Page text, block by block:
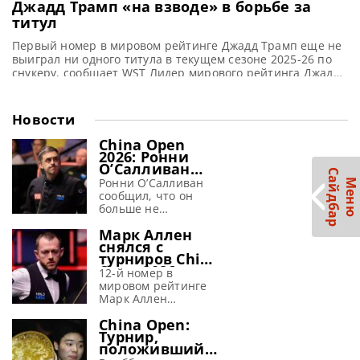
Джадд Трамп «на взводе» в борьбе за
титул
Первый номер в мировом рейтинге Джадд Трамп еще не
выиграл ни одного титула в текущем сезоне 2025-26 по
снукеру, сообщает WST Лидер мирового рейтинга Джадд
испытывать волнение до тех пор, пока не завоюет
чемпионский титул в текущем сезоне 2025-26 по снукеру.
Новости
China Open
2026: Ронни
О’Салливан
заявил, что
перед
крупным
турниром
«страх исчез»
Ронни О’Салливан
сообщил, что он
больше не
перед предстоящим
крупным турниром
China Open 2026,
сообщает metrouk
На протяжении
более трех
О’Салливан внушал
трепет в сердца
своих соперников,
Марк Аллен
снялся с
турниров China
Open 2026 и
Wuhan Open
2026
12-й номер в
мировом рейтинге
Марк Аллен
участия в китайских
турнирах China
Open 2026 и Wuhan
China Open:
Турнир,
положивший
М
е
н
ю
Са
й
д
б
а
р